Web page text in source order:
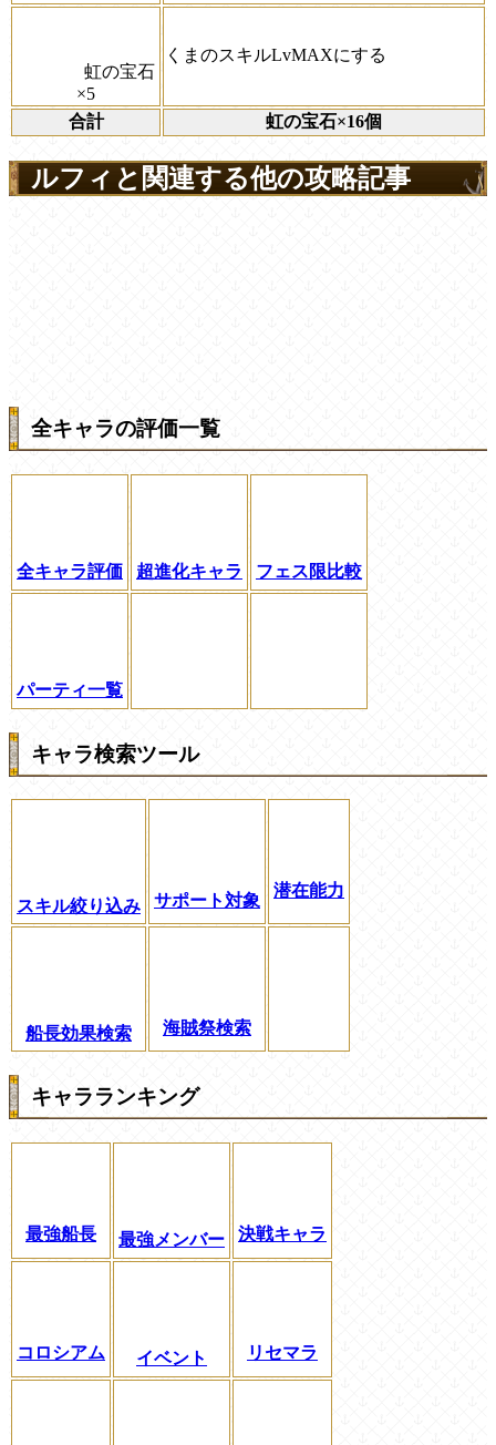
虹の宝石
×5
くまのスキルLvMAXにする
合計 虹の宝石×16個
ルフィと関連する他の攻略記事
全キャラの評価一覧
全キャラ評価 超進化キャラ フェス限比較
パーティ一覧
キャラ検索ツール
スキル絞り込み サポート対象
潜在能力
船長効果検索 海賊祭検索
キャラランキング
最強船長 最強メンバー 決戦キャラ
コロシアム イベント リセマラ